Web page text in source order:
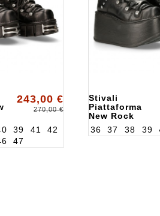
243,00 €
270,00 €
39 41
42
47
Stivali
Piattaforma
New Rock
ALK106NS77
36 37 38 39